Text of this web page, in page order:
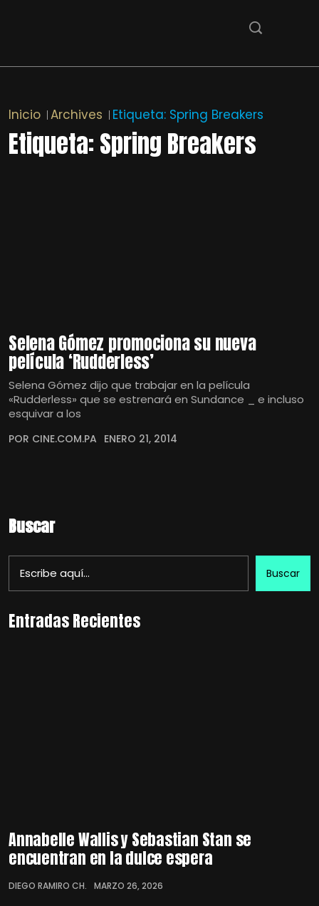
Inicio Archives Etiqueta: Spring Breakers
Etiqueta:Spring Breakers
Selena Gómez promociona su nueva
película ‘Rudderless’
Selena Gómez dijo que trabajar en la película
«Rudderless» que se estrenará en Sundance _ e incluso
esquivar a los
POR CINE.COM.PA ENERO 21, 2014
Buscar
Buscar
Entradas Recientes
Annabelle Wallis y Sebastian Stan se
encuentran en la dulce espera
DIEGO RAMIRO CH. MARZO 26, 2026